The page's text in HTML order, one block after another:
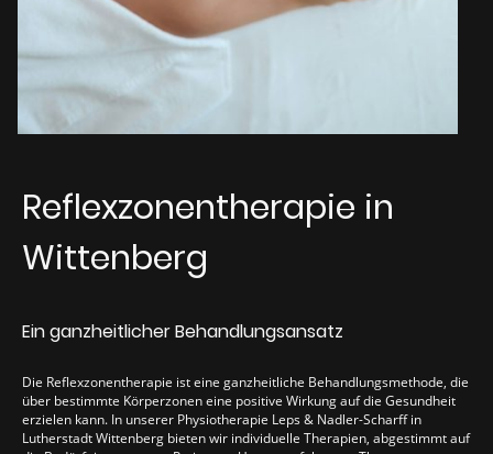
Reflexzonentherapie in
Wittenberg
Ein ganzheitlicher Behandlungsansatz
Die Reflexzonentherapie ist eine ganzheitliche Behandlungsmethode, die
über bestimmte Körperzonen eine positive Wirkung auf die Gesundheit
erzielen kann. In unserer Physiotherapie Leps & Nadler-Scharff in
Lutherstadt Wittenberg bieten wir individuelle Therapien, abgestimmt auf